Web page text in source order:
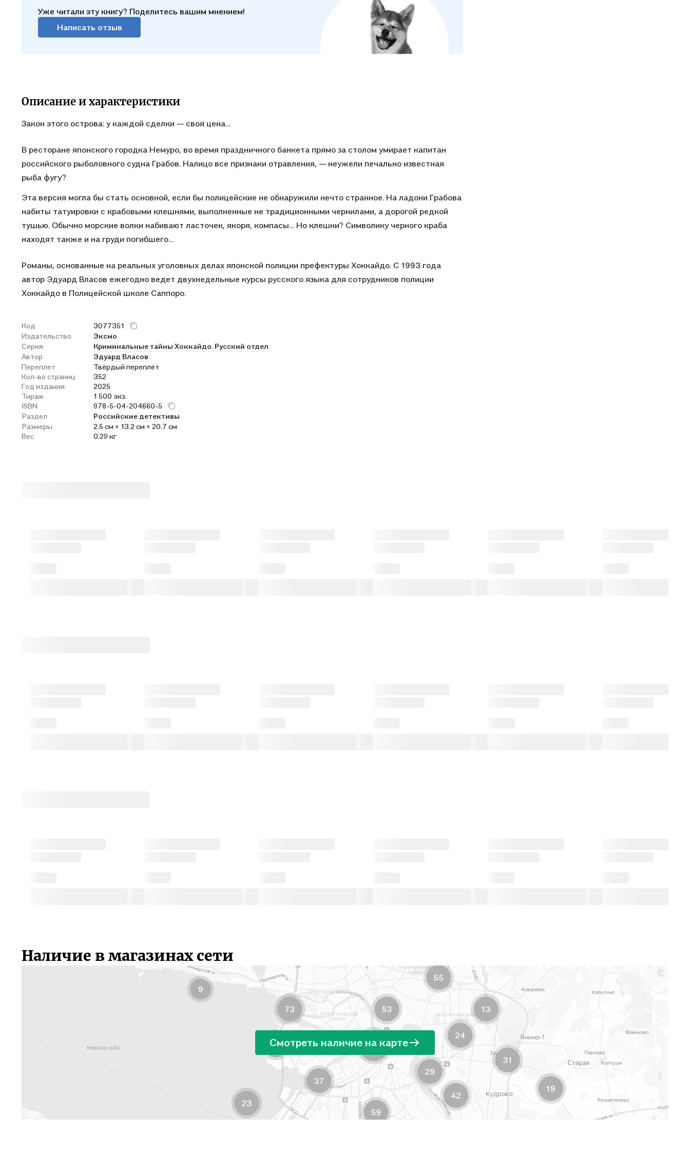
Уже читали эту книгу? Поделитесь вашим мнением!
Написать отзыв
Описание и характеристики
Закон этого острова: у каждой сделки — своя цена…
В ресторане японского городка Немуро, во время праздничного банкета прямо за столом умирает капитан
российского рыболовного судна Грабов. Налицо все признаки отравления, — неужели печально известная
рыба фугу?
Эта версия могла бы стать основной, если бы полицейские не обнаружили нечто странное. На ладони Грабова
набиты татуировки с крабовыми клешнями, выполненные не традиционными чернилами, а дорогой редкой
тушью. Обычно морские волки набивают ласточек, якоря, компасы… Но клешни? Символику черного краба
находят также и на груди погибшего…
Романы, основанные на реальных уголовных делах японской полиции префектуры Хоккайдо. С 1993 года
автор Эдуард Власов ежегодно ведет двухнедельные курсы русского языка для сотрудников полиции
Хоккайдо в Полицейской школе Саппоро.
Код
3077351
Издательство
Эксмо
Серия
Криминальные тайны Хоккайдо. Русский отдел
Автор
Эдуард Власов
Переплет
Твёрдый переплёт
Кол-во страниц
352
Год издания
2025
Тираж
1 500 экз.
ISBN
978-5-04-204660-5
Раздел
Российские детективы
Размеры
2.5 см × 13.2 см × 20.7 см
Вес
0.29 кг
Наличие в магазинах сети
Смотреть наличие на карте